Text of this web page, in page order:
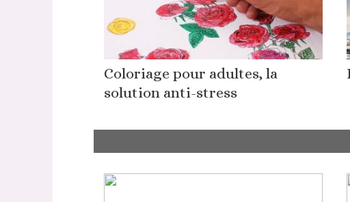
Coloriage pour adultes, la
solution anti-stress